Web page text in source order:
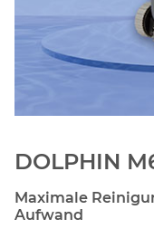
DOLPHIN
Maximale
Aufwand